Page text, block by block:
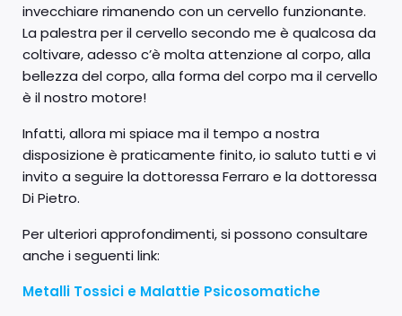
invecchiare rimanendo con un cervello funzionante.
La palestra per il cervello secondo me è qualcosa da
coltivare, adesso c’è molta attenzione al corpo, alla
bellezza del corpo, alla forma del corpo ma il cervello
è il nostro motore!
Infatti, allora mi spiace ma il tempo a nostra
disposizione è praticamente finito, io saluto tutti e vi
invito a seguire la dottoressa Ferraro e la dottoressa
Di Pietro.
Per ulteriori approfondimenti, si possono consultare
anche i seguenti link:
Metalli Tossici e Malattie Psicosomatiche